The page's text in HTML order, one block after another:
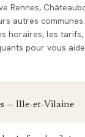
Rennes,
autres
horaires, les
pour vous
— Ille-et-Vilaine